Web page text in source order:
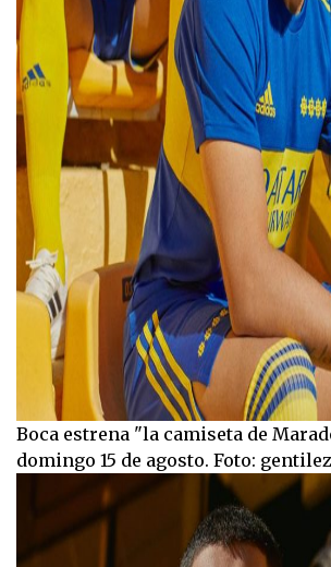
Boca estrena "la camiseta de
domingo 15 de agosto. Foto: